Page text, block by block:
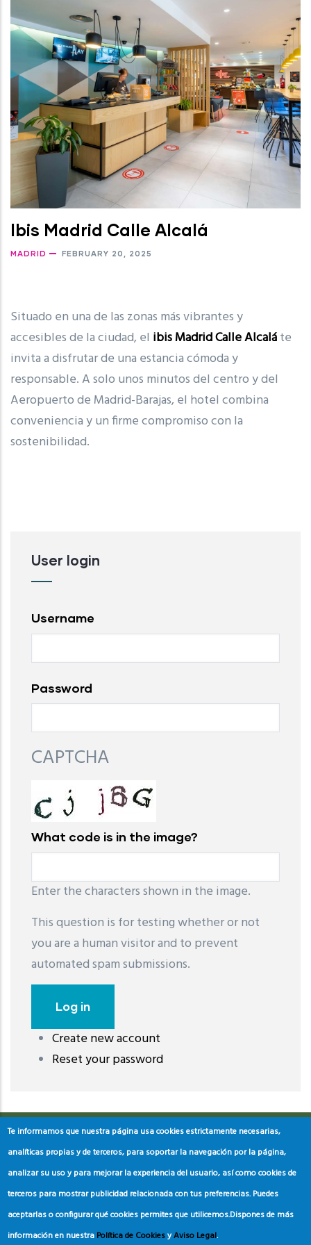
Ibis Madrid Calle Alcalá
MADRID FEBRUARY 20, 2025
Situado en una de las zonas más vibrantes y
accesibles de la ciudad, el ibis Madrid Calle Alcaláte
invita a disfrutar de una estancia cómoda y
responsable. A solo unos minutos del centro y del
Aeropuerto de Madrid-Barajas, el hotel combina
conveniencia y un firme compromiso con la
sostenibilidad.
User login
Username
Password
CAPTCHA
What code is in the image?
Enter the characters shown in the image.
This question is for testing whether or not
you are a human visitor and to prevent
automated spam submissions.
Create new account
Reset your password
레딧 다운로드coloring pages printable
download
Te informamos que nuestra página usa cookies estrictamente necesarias,
analíticas propias y de terceros, para soportar la navegación por la página,
analizar su uso y para mejorar la experiencia del usuario, así como cookies de
terceros para mostrar publicidad relacionada con tus preferencias. Puedes
aceptarlas o configurar qué cookies permites que utilicemos.Dispones de más
información en nuestra Política de CookiesyAviso Legal.